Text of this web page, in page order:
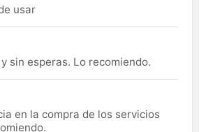
usar
sin esperas. Lo recomiendo.
en la compra de los servicios